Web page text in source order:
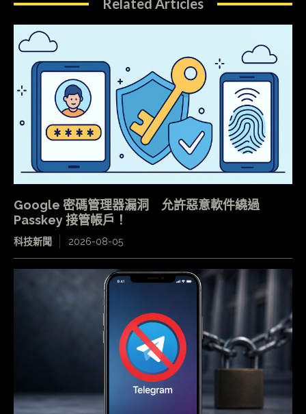
Related Articles
Google 密碼管理器漏洞 允許惡意軟件繞過
Passkey 接管帳戶！
科技新聞 2026-08-05